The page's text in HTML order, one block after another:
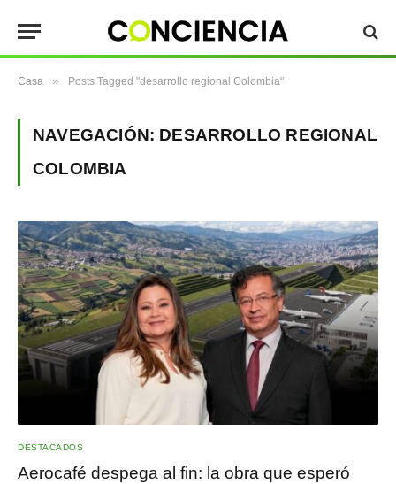
Casa » Posts Tagged "desarrollo regional Colombia"
NAVEGACIÓN: DESARROLLO REGIONAL
COLOMBIA
DESTACADOS
Aerocafé despega al fin: la obra que esperó